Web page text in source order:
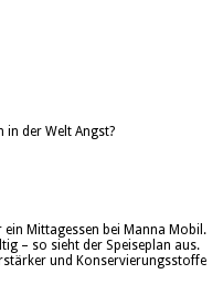
in der Welt Angst?
Mittagessen bei Manna Mobil.
– so sieht der Speiseplan aus.
und Konservierungsstoffe